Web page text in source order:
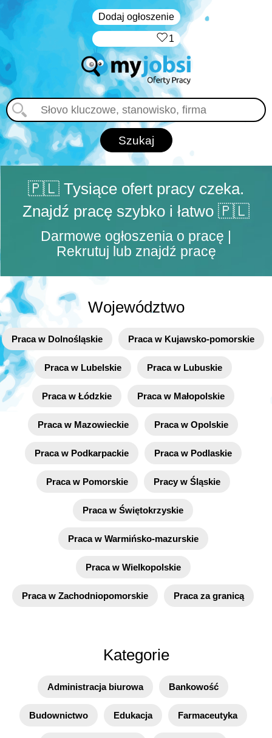
Dodaj ogłoszenie
1
🇵🇱 Tysiące ofert pracy czeka.
Znajdź pracę szybko i łatwo 🇵🇱
Darmowe ogłoszenia o pracę |
Rekrutuj lub znajdź pracę
Województwo
Praca w Dolnośląskie Praca w Kujawsko-pomorskie
Praca w Lubelskie Praca w Lubuskie
Praca w Łódzkie Praca w Małopolskie
Praca w Mazowieckie Praca w Opolskie
Praca w Podkarpackie Praca w Podlaskie
Praca w Pomorskie Pracy w Śląskie
Praca w Świętokrzyskie
Praca w Warmińsko-mazurskie
Praca w Wielkopolskie
Praca w Zachodniopomorskie Praca za granicą
Kategorie
Administracja biurowa Bankowość
Budownictwo Edukacja Farmaceutyka